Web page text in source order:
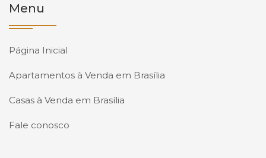
Menu
Página Inicial
Apartamentos à Venda em Brasília
Casas à Venda em Brasília
Fale conosco